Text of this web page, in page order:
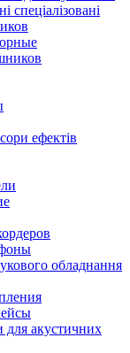
ефектів
обладнання
для акустичних